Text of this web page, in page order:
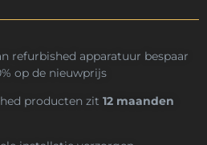
refurbished apparatuur bespaar
op de nieuwprijs
producten zit 12 maanden